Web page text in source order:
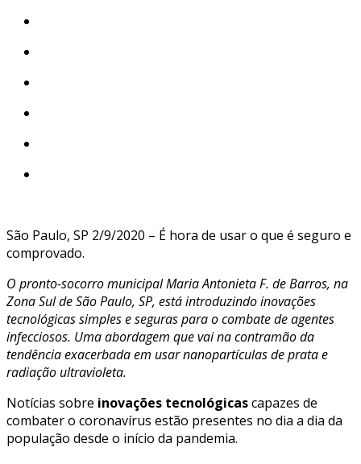
São Paulo, SP 2/9/2020 – É hora de usar o que é seguro e
comprovado.
O pronto-socorro municipal Maria Antonieta F. de Barros, na
Zona Sul de São Paulo, SP, está introduzindo inovações
tecnológicas simples e seguras para o combate de agentes
infecciosos. Uma abordagem que vai na contramão da
tendência exacerbada em usar nanopartículas de prata e
radiação ultravioleta.
Notícias sobre inovações tecnológicascapazes de
combater o coronavírus estão presentes no dia a dia da
população desde o início da pandemia.